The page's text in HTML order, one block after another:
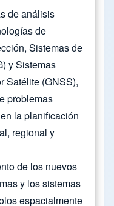
de análisis
de
Sistemas de
y Sistemas
Satélite (GNSS),
problemas
la planificación
regional y
de los nuevos
y los sistemas
espacialmente